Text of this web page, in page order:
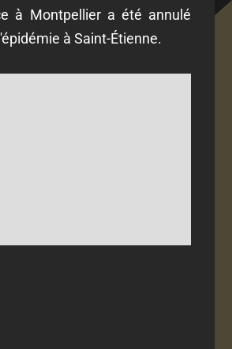
à Montpellier a été annulé
à Saint-Étienne.